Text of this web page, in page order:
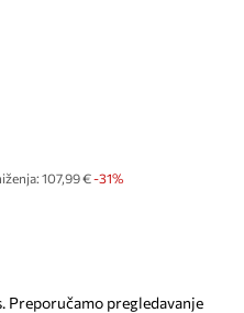
107,99 € -31%
Preporučamo pregledavanje